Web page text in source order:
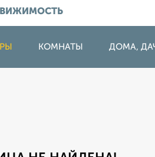
КОМНАТЫ ДОМА,